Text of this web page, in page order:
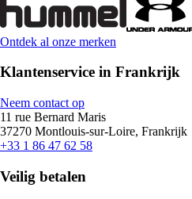
Ontdek al onze merken
Klantenservice in Frankrijk
Neem contact op
11 rue Bernard Maris
37270 Montlouis-sur-Loire, Frankrijk
+33 1 86 47 62 58
Veilig betalen